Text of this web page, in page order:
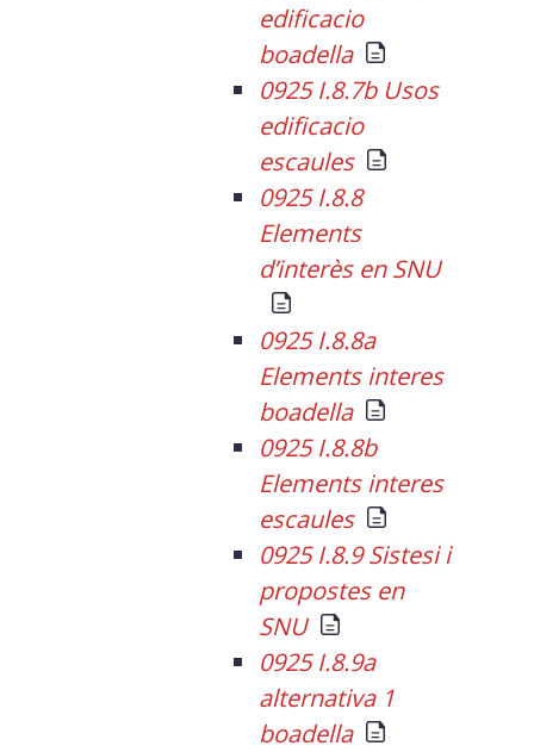
edificacio
boadella
0925 I.8.7b Usos
edificacio
escaules
0925 I.8.8
Elements
d’interès en SNU
0925 I.8.8a
Elements interes
boadella
0925 I.8.8b
Elements interes
escaules
0925 I.8.9 Sistesi i
propostes en
SNU
0925 I.8.9a
alternativa 1
boadella